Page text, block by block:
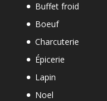
Buffet froid
Boeuf
Charcuterie
Épicerie
Lapin
Noel